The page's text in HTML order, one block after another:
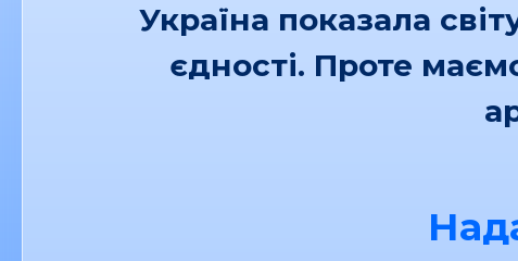
Україна показала
єдності. Проте